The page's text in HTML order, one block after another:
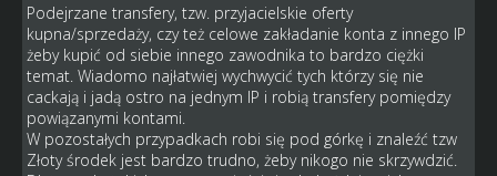
Podejrzane transfery, tzw. przyjacielskie oferty
kupna/sprzedaży, czy też celowe zakładanie konta z innego IP
żeby kupić od siebie innego zawodnika to bardzo ciężki
temat. Wiadomo najłatwiej wychwycić tych którzy się nie
cackają i jadą ostro na jednym IP i robią transfery pomiędzy
powiązanymi kontami.
W pozostałych przypadkach robi się pod górkę i znaleźć tzw
Złoty środek jest bardzo trudno, żeby nikogo nie skrzywdzić.